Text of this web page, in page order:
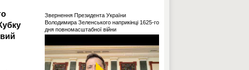
Звернення Президента України
Володимира Зеленського наприкінці 1625-го
дня повномасштабної війни